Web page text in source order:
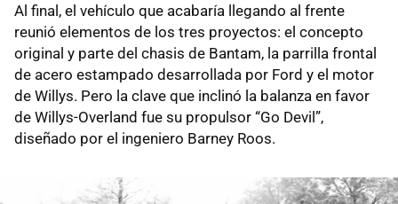
Al final, el vehículo que acabaría llegando al frente
reunió elementos de los tres proyectos: el concepto
original y parte del chasis de Bantam, la parrilla frontal
de acero estampado desarrollada por Ford y el motor
de Willys. Pero la clave que inclinó la balanza en favor
de Willys-Overland fue su propulsor “Go Devil”,
diseñado por el ingeniero Barney Roos.